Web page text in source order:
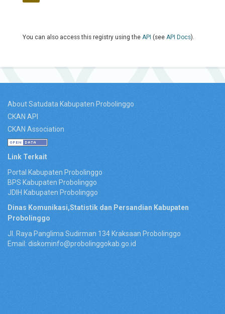
You can also access this registry using the API (see API Docs).
About Satudata Kabupaten Probolinggo
CKAN API
CKAN Association
Link Terkait
Portal Kabupaten Probolinggo
BPS Kabupaten Probolinggo
JDIH Kabupaten Probolinggo
Dinas Komunikasi,Statistik dan Persandian Kabupaten
Probolinggo
Jl. Raya Panglima Sudirman 134 Kraksaan Probolinggo
Email: diskominfo@probolinggokab.go.id